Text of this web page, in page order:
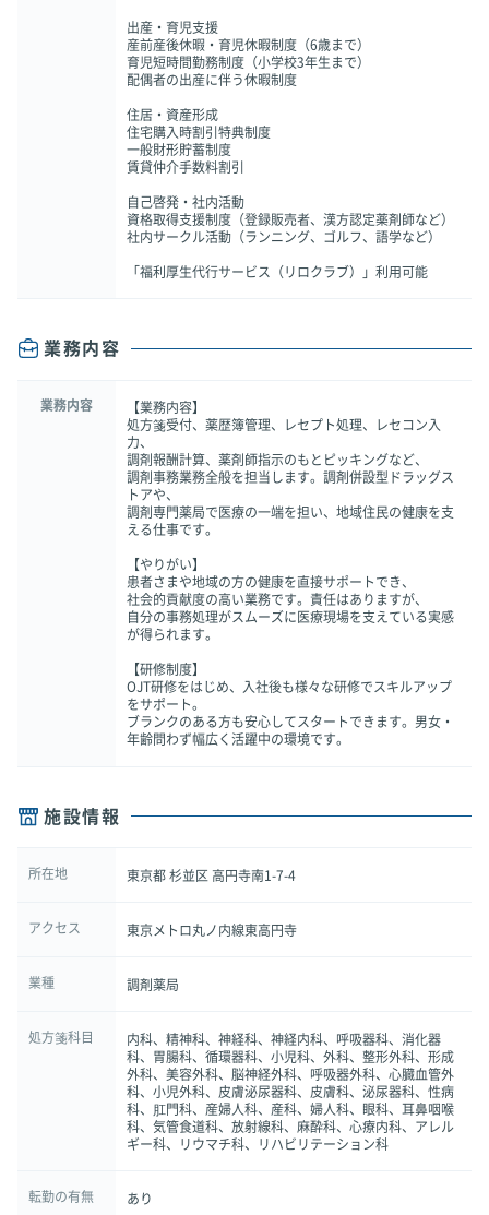
出産・育児支援
産前産後休暇・育児休暇制度（6歳まで）
育児短時間勤務制度（小学校3年生まで）
配偶者の出産に伴う休暇制度
住居・資産形成
住宅購入時割引特典制度
一般財形貯蓄制度
賃貸仲介手数料割引
自己啓発・社内活動
資格取得支援制度（登録販売者、漢方認定薬剤師など）
社内サークル活動（ランニング、ゴルフ、語学など）
「福利厚生代行サービス（リロクラブ）」利用可能
業務内容
業務内容
【業務内容】
処方箋受付、薬歴簿管理、レセプト処理、レセコン入
力、
調剤報酬計算、薬剤師指示のもとピッキングなど、
調剤事務業務全般を担当します。調剤併設型ドラッグス
トアや、
調剤専門薬局で医療の一端を担い、地域住民の健康を支
える仕事です。
【やりがい】
患者さまや地域の方の健康を直接サポートでき、
社会的貢献度の高い業務です。責任はありますが、
自分の事務処理がスムーズに医療現場を支えている実感
が得られます。
【研修制度】
OJT研修をはじめ、入社後も様々な研修でスキルアップ
をサポート。
ブランクのある方も安心してスタートできます。男女・
年齢問わず幅広く活躍中の環境です。
施設情報
所在地 東京都 杉並区 高円寺南1-7-4
アクセス 東京メトロ丸ノ内線東高円寺
業種 調剤薬局
処方箋科目
内科、精神科、神経科、神経内科、呼吸器科、消化器
科、胃腸科、循環器科、小児科、外科、整形外科、形成
外科、美容外科、脳神経外科、呼吸器外科、心臓血管外
科、小児外科、皮膚泌尿器科、皮膚科、泌尿器科、性病
科、肛門科、産婦人科、産科、婦人科、眼科、耳鼻咽喉
科、気管食道科、放射線科、麻酔科、心療内科、アレル
ギー科、リウマチ科、リハビリテーション科
転勤の有無 あり